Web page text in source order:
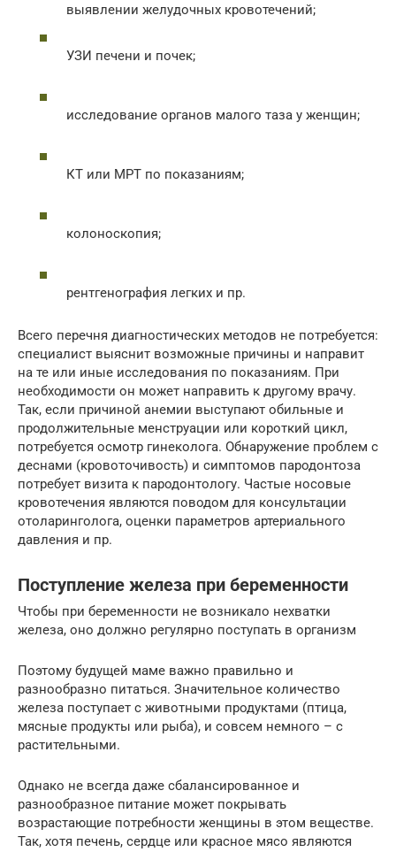
выявлении желудочных кровотечений;
УЗИ печени и почек;
исследование органов малого таза у женщин;
КТ или МРТ по показаниям;
колоноскопия;
рентгенография легких и пр.
Всего перечня диагностических методов не потребуется:
специалист выяснит возможные причины и направит
на те или иные исследования по показаниям. При
необходимости он может направить к другому врачу.
Так, если причиной анемии выступают обильные и
продолжительные менструации или короткий цикл,
потребуется осмотр гинеколога. Обнаружение проблем с
деснами (кровоточивость) и симптомов пародонтоза
потребует визита к пародонтологу. Частые носовые
кровотечения являются поводом для консультации
отоларинголога, оценки параметров артериального
давления и пр.
Поступление железа при беременности
Чтобы при беременности не возникало нехватки
железа, оно должно регулярно поступать в организм
Поэтому будущей маме важно правильно и
разнообразно питаться. Значительное количество
железа поступает с животными продуктами (птица,
мясные продукты или рыба), и совсем немного – с
растительными.
Однако не всегда даже сбалансированное и
разнообразное питание может покрывать
возрастающие потребности женщины в этом веществе.
Так, хотя печень, сердце или красное мясо являются